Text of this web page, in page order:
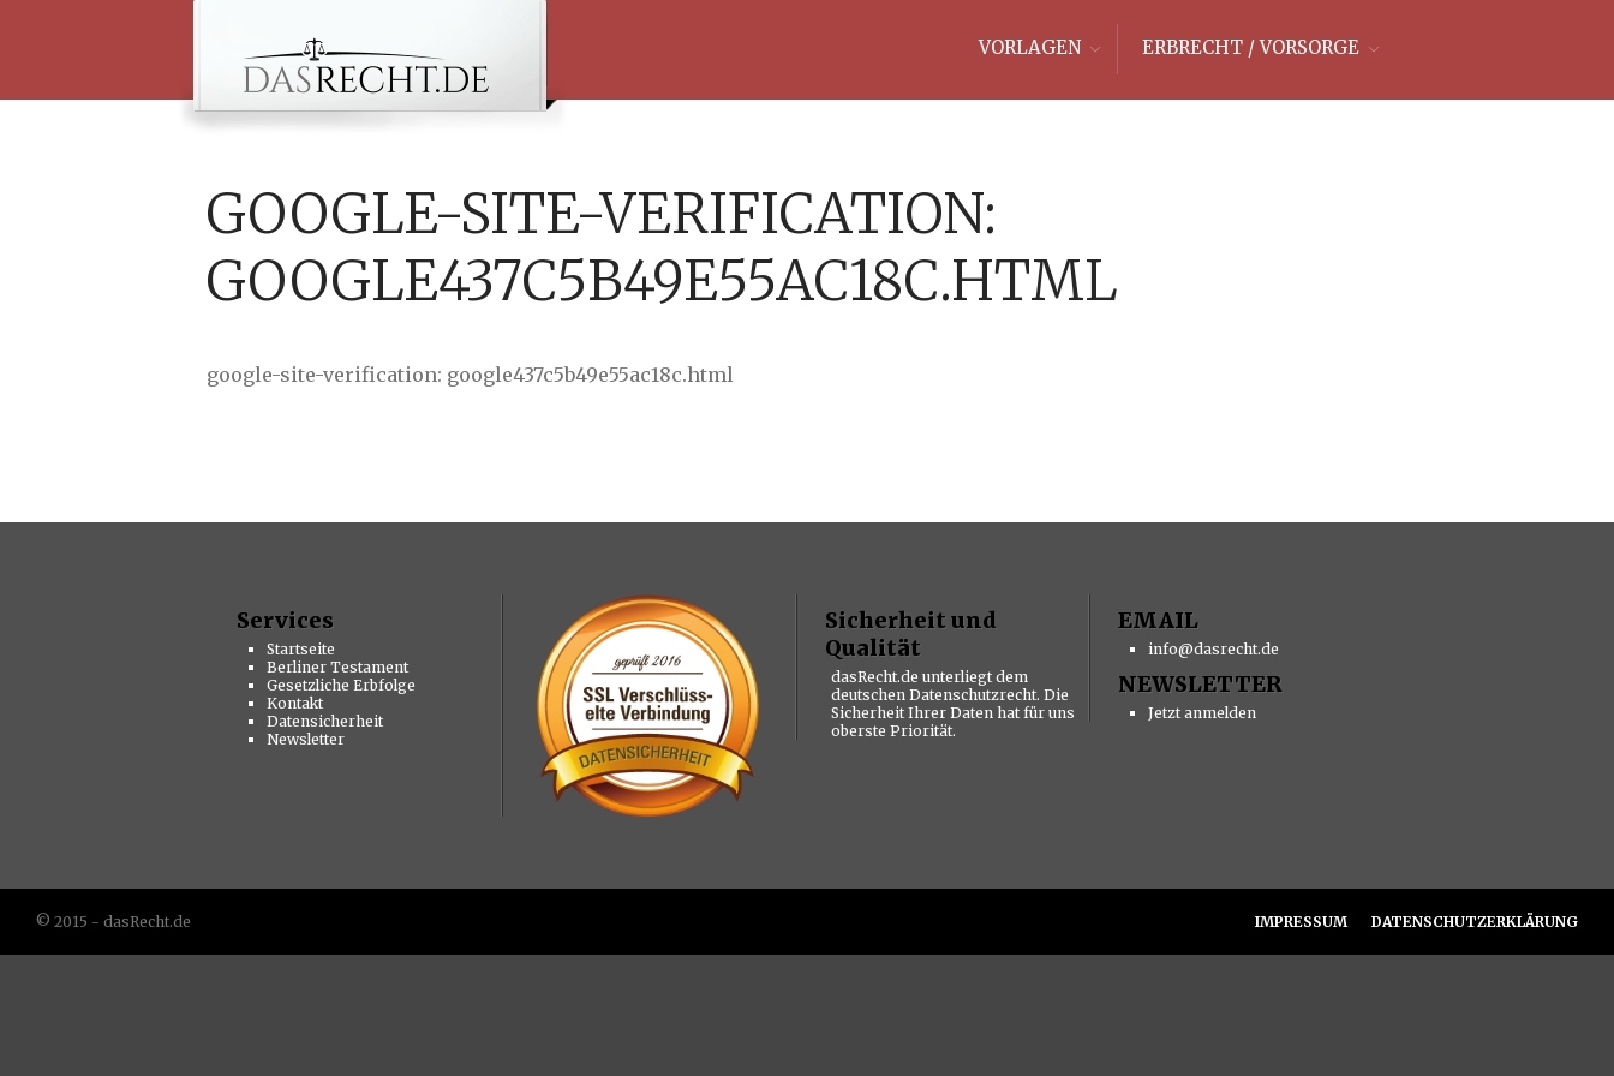
dasRecht.de
Ratgeber
VORLAGEN ERBRECHT / VORSORGE
GOOGLE-SITE-VERIFICATION:
GOOGLE437C5B49E55AC18C.HTML
google-site-verification: google437c5b49e55ac18c.html
Services
Startseite
Berliner Testament
Gesetzliche Erbfolge
Kontakt
Datensicherheit
Newsletter
Sicherheit und
Qualität
dasRecht.de unterliegt dem
deutschen Datenschutzrecht. Die
Sicherheit Ihrer Daten hat für uns
oberste Priorität.
EMAIL
info@dasrecht.de
NEWSLETTER
Jetzt anmelden
© 2015 - dasRecht.de IMPRESSUM DATENSCHUTZERKLÄRUNG